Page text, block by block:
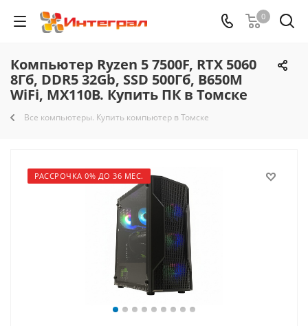
0
Компьютер Ryzen 5 7500F, RTX 5060
8Гб, DDR5 32Gb, SSD 500Гб, B650M
WiFi, MX110B. Купить ПК в Томске
Все компьютеры. Купить компьютер в Томске
РАССРОЧКА 0% ДО 36 МЕС.